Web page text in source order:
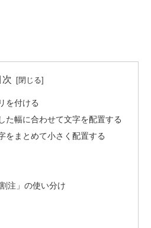
次
を付ける
た幅に合わせて文字を配置する
をまとめて小さく配置する
注」の使い分け